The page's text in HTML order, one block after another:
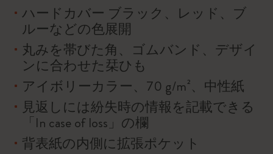
ハードカバー ブラック、レッド、ブ
ルーなどの色展開
丸みを帯びた角、ゴムバンド、デザイ
ンに合わせた栞ひも
アイボリーカラー、70 g/m²、中性紙
見返しには紛失時の情報を記載できる
「In case of loss」の欄
背表紙の内側に拡張ポケット